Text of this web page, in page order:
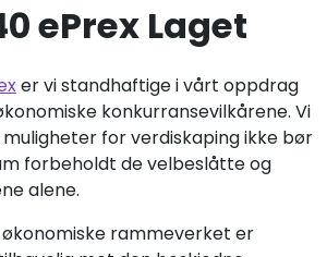
ePrex Laget
er vi standhaftige i vårt oppdrag
konkurransevilkårene. Vi
for verdiskaping ikke bør
forbeholdt de velbeslåtte og
alene.
rammeverket er